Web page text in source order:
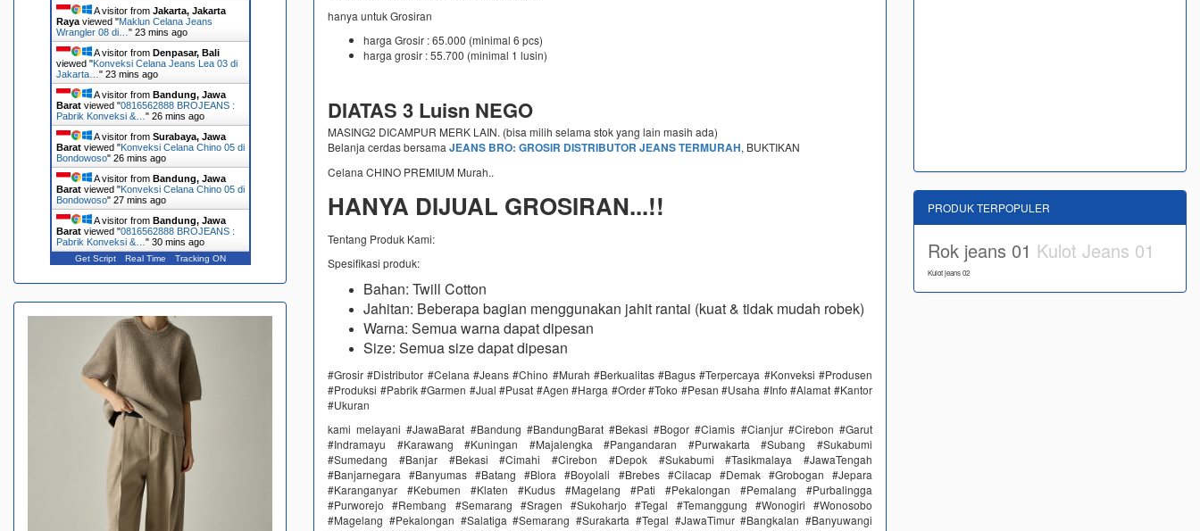
hanya untuk Grosiran
harga Grosir : 65.000 (minimal 6 pcs)
harga grosir : 55.700 (minimal 1 lusin)
DIATAS 3 Luisn NEGO
MASING2 DICAMPUR MERK LAIN. (bisa milih selama stok yang lain masih ada)
Belanja cerdas bersama JEANS BRO: GROSIR DISTRIBUTOR JEANS TERMURAH, BUKTIKAN
Celana CHINO PREMIUM Murah..
HANYA DIJUAL GROSIRAN...!!
Tentang Produk Kami:
Spesifikasi produk:
Bahan: Twill Cotton
Jahitan: Beberapa bagian menggunakan jahit rantai (kuat & tidak mudah robek)
Warna: Semua warna dapat dipesan
Size: Semua size dapat dipesan ​
#Grosir #Distributor #Celana #Jeans #Chino #Murah #Berkualitas #Bagus #Terpercaya #Konveksi #Produsen
#Produksi #Pabrik #Garmen #Jual #Pusat #Agen #Harga #Order #Toko #Pesan #Usaha #Info #Alamat #Kantor
#Ukuran
kami melayani #JawaBarat #Bandung #BandungBarat #Bekasi #Bogor #Ciamis #Cianjur #Cirebon #Garut
#Indramayu #Karawang #Kuningan #Majalengka #Pangandaran #Purwakarta #Subang #Sukabumi
#Sumedang #Banjar #Bekasi #Cimahi #Cirebon #Depok #Sukabumi #Tasikmalaya #JawaTengah
#Banjarnegara #Banyumas #Batang #Blora #Boyolali #Brebes #Cilacap #Demak #Grobogan #Jepara
#Karanganyar #Kebumen #Klaten #Kudus #Magelang #Pati #Pekalongan #Pemalang #Purbalingga
#Purworejo #Rembang #Semarang #Sragen #Sukoharjo #Tegal #Temanggung #Wonogiri #Wonosobo
#Magelang #Pekalongan #Salatiga #Semarang #Surakarta #Tegal #JawaTimur #Bangkalan #Banyuwangi
A visitor from Jakarta, Jakarta
Rayaviewed "Maklun Celana Jeans
Wrangler 08 di… " 23 mins ago
A visitor from Denpasar, Bali
viewed "Konveksi Celana Jeans Lea 03 di
Jakarta… " 23 mins ago
A visitor from Bandung, Jawa
Baratviewed "0816562888 BROJEANS :
Pabrik Konveksi &… " 26 mins ago
A visitor from Surabaya, Jawa
Baratviewed "Konveksi Celana Chino 05 di
Bondowoso" 26 mins ago
A visitor from Bandung, Jawa
Baratviewed "Konveksi Celana Chino 05 di
Bondowoso" 27 mins ago
A visitor from Bandung, Jawa
Baratviewed "0816562888 BROJEANS :
Pabrik Konveksi &… " 30 mins ago
Get Script Real Time Tracking ON
PRODUK TERPOPULER
Rok jeans 01 Kulot Jeans 01
Kulot jeans 02